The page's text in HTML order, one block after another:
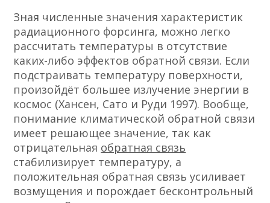
Зная численные значения характеристик
радиационного форсинга, можно легко
рассчитать температуры в отсутствие
каких-либо эффектов обратной связи. Если
подстраивать температуру поверхности,
произойдёт большее излучение энергии в
космос (Хансен, Сато и Руди 1997). Вообще,
понимание климатической обратной связи
имеет решающее значение, так как
отрицательная обратная связь
стабилизирует температуру, а
положительная обратная связь усиливает
возмущения и порождает бесконтрольный